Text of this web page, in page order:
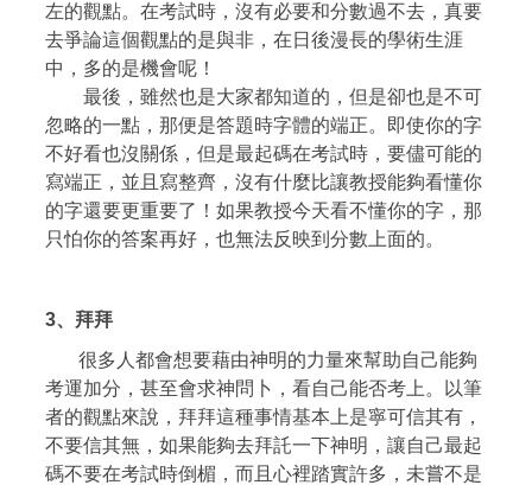
左的觀點。在考試時，沒有必要和分數過不去，真要
去爭論這個觀點的是與非，在日後漫長的學術生涯
中，多的是機會呢！
最後，雖然也是大家都知道的，但是卻也是不可
忽略的一點，那便是答題時字體的端正。即使你的字
不好看也沒關係，但是最起碼在考試時，要儘可能的
寫端正，並且寫整齊，沒有什麼比讓教授能夠看懂你
的字還要更重要了！如果教授今天看不懂你的字，那
只怕你的答案再好，也無法反映到分數上面的。
3、拜拜
很多人都會想要藉由神明的力量來幫助自己能夠
考運加分，甚至會求神問卜，看自己能否考上。以筆
者的觀點來說，拜拜這種事情基本上是寧可信其有，
不要信其無，如果能夠去拜託一下神明，讓自己最起
碼不要在考試時倒楣，而且心裡踏實許多，未嘗不是